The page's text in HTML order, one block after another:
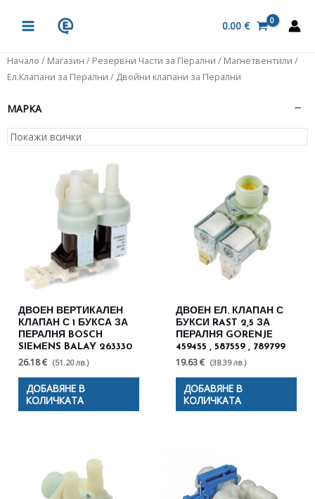
MENU
0.00 €
Начало / Магазин / Резервни Части за Перални / Магнетвентили /
Ел.Клапани за Перални / Двойни клапани за Перални
МАРКА
ДВОЕН ВЕРТИКАЛЕН
КЛАПАН С 1 БУКСА ЗА
ПЕРАЛНЯ BOSCH
SIEMENS BALAY 263330
26.18 € (51.20 лв.)
ДОБАВЯНЕ В
КОЛИЧКАТА
ДВОЕН ЕЛ. КЛАПАН С
БУКСИ RAST 2,5 ЗА
ПЕРАЛНЯ GORENJE
459455 , 587559 , 789799
19.63 € (38.39 лв.)
ДОБАВЯНЕ В
КОЛИЧКАТА